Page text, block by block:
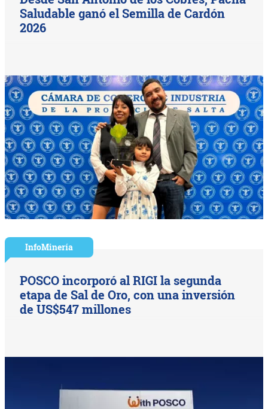
Saludable ganó el Semilla de Cardón
2026
InfoMinería
POSCO incorporó al RIGI la segunda
etapa de Sal de Oro, con una inversión
de US$547 millones